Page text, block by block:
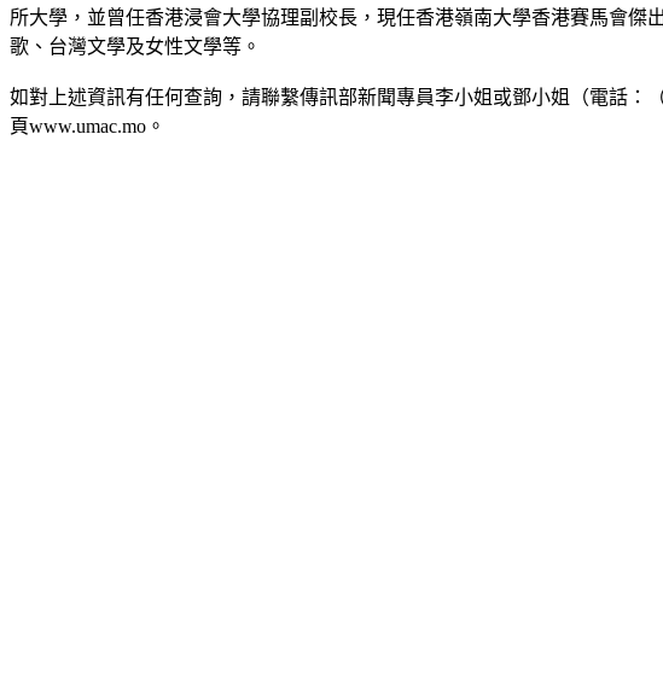
所大學，並曾任香港浸會大學協理副校長，現任香港嶺南大學香港賽馬會
歌、台灣文學及女性文學等。
如對上述資訊有任何查詢，請聯繫傳訊部新聞專員李小姐或鄧小姐（電話：
頁www.umac.mo。